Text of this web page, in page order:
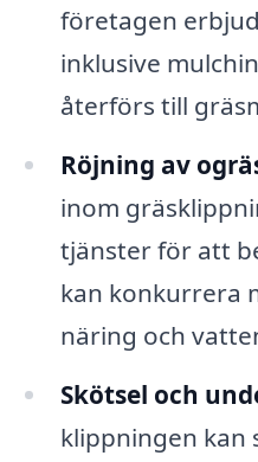
företagen
inklusive
återförs till
Röjning av
inom
tjänster för att
kan konkurrera
näring och
Skötsel och
klippningen kan